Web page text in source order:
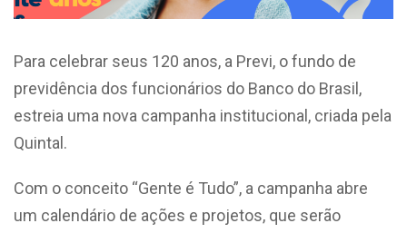
Para celebrar seus 120 anos, a Previ, o fundo de
previdência dos funcionários do Banco do Brasil,
estreia uma nova campanha institucional, criada pela
Quintal.
Com o conceito “Gente é Tudo”, a campanha abre
um calendário de ações e projetos, que serão